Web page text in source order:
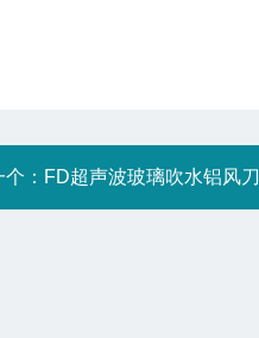
个： FD超声波玻璃吹水铝风刀